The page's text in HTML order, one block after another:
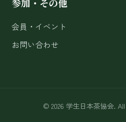
参加・その他
会員・イベント
お問い合わせ
© 2026 学生日本茶協会.